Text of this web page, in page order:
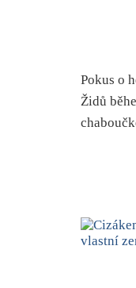
Pokus o
Židů